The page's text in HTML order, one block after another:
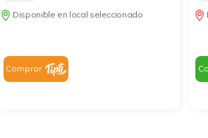
Disponible en local seleccionado
Comprar